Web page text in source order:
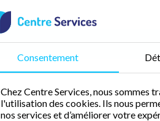
Consentement
Chez Centre Services, nous sommes
l'utilisation des cookies. Ils nous
nos services et d’améliorer votre